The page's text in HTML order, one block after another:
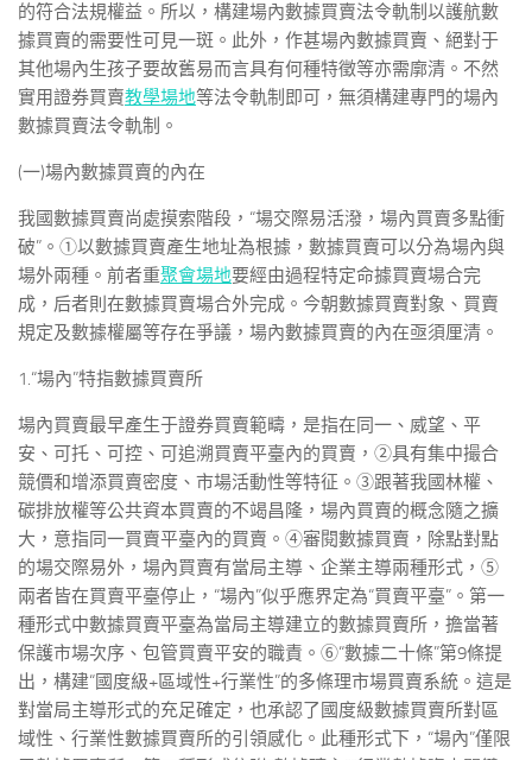
的符合法規權益。所以，構建場內數據買賣法令軌制以護航數
據買賣的需要性可見一斑。此外，作甚場內數據買賣、絕對于
其他場內生孩子要故舊易而言具有何種特徵等亦需廓清。不然
實用證券買賣教學場地等法令軌制即可，無須構建專門的場內
數據買賣法令軌制。
(一)場內數據買賣的內在
我國數據買賣尚處摸索階段，“場交際易活潑，場內買賣多點衝
破”。①以數據買賣產生地址為根據，數據買賣可以分為場內與
場外兩種。前者重聚會場地要經由過程特定命據買賣場合完
成，后者則在數據買賣場合外完成。今朝數據買賣對象、買賣
規定及數據權屬等存在爭議，場內數據買賣的內在亟須厘清。
1.“場內”特指數據買賣所
場內買賣最早產生于證券買賣範疇，是指在同一、威望、平
安、可托、可控、可追溯買賣平臺內的買賣，②具有集中撮合
競價和增添買賣密度、市場活動性等特征。③跟著我國林權、
碳排放權等公共資本買賣的不竭昌隆，場內買賣的概念隨之擴
大，意指同一買賣平臺內的買賣。④審閱數據買賣，除點對點
的場交際易外，場內買賣有當局主導、企業主導兩種形式，⑤
兩者皆在買賣平臺停止，“場內”似乎應界定為“買賣平臺”。第一
種形式中數據買賣平臺為當局主導建立的數據買賣所，擔當著
保護市場次序、包管買賣平安的職責。⑥“數據二十條”第9條提
出，構建“國度級+區域性+行業性”的多條理市場買賣系統。這是
對當局主導形式的充足確定，也承認了國度級數據買賣所對區
域性、行業性數據買賣所的引領感化。此種形式下，“場內”僅限